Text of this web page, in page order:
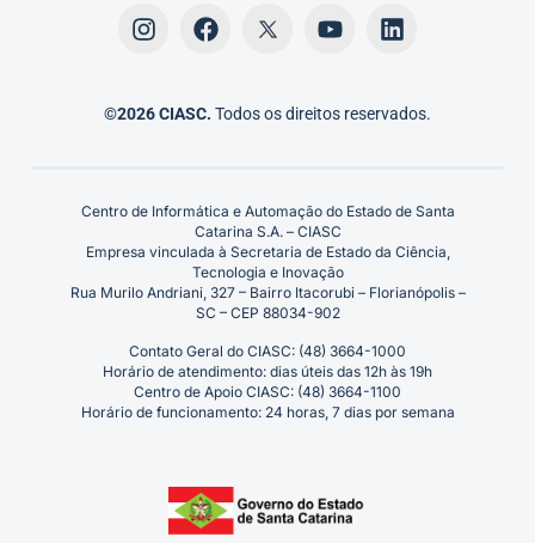
©2026 CIASC. Todos os direitos reservados.
Centro de Informática e Automação do Estado de Santa
Catarina S.A. – CIASC
Empresa vinculada à Secretaria de Estado da Ciência,
Tecnologia e Inovação
Rua Murilo Andriani, 327 – Bairro Itacorubi – Florianópolis –
SC – CEP 88034-902
Contato Geral do CIASC: (48) 3664-1000
Horário de atendimento: dias úteis das 12h às 19h
Centro de Apoio CIASC: (48) 3664-1100
Horário de funcionamento: 24 horas, 7 dias por semana